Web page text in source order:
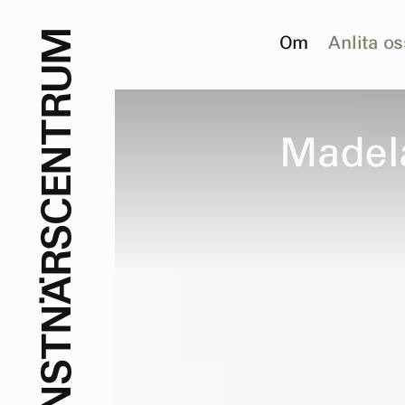
Om Anlita
S
T
N
Ä
R
S
C
E
N
T
R
U
M
Madel